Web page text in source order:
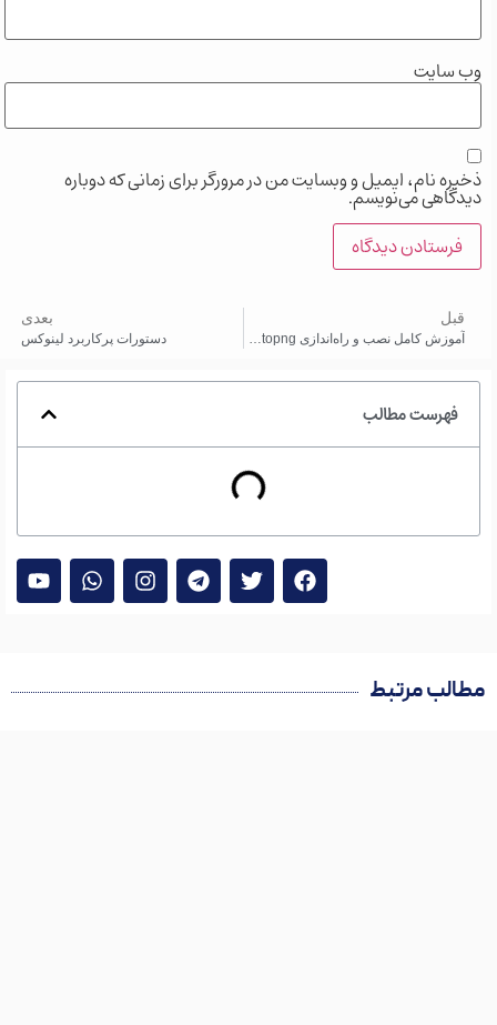
وب‌ سایت
ذخیره نام، ایمیل و وبسایت من در مرورگر برای زمانی که دوباره
دیدگاهی می‌نویسم.
قبل
آموزش کامل نصب و راه‌اندازی ntopng و مانیتورینگ پهنای باند در لینوکس
بعدی
دستورات پرکاربرد لینوکس
فهرست مطالب
مطالب مرتبط